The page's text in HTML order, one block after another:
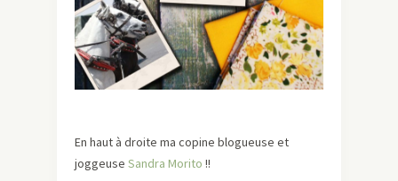
En haut à droite ma copine blogueuse et
joggeuse Sandra Morito !!